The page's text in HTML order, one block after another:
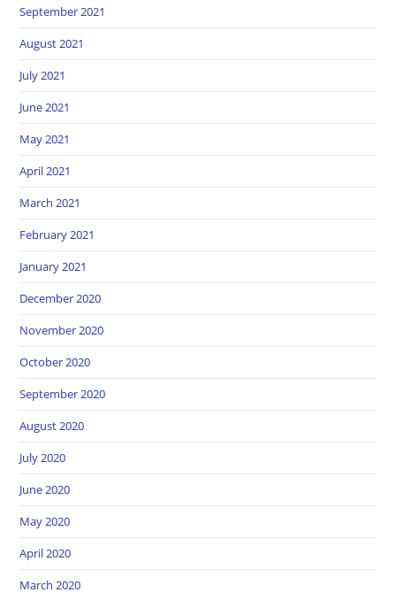
September 2021
August 2021
July 2021
June 2021
May 2021
April 2021
March 2021
February 2021
January 2021
December 2020
November 2020
October 2020
September 2020
August 2020
July 2020
June 2020
May 2020
April 2020
March 2020